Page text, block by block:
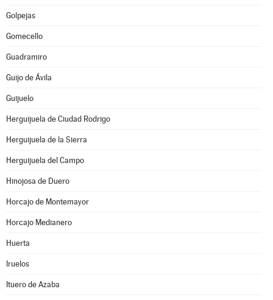
Golpejas
Gomecello
Guadramiro
Guijo de Ávila
Guijuelo
Herguijuela de Ciudad Rodrigo
Herguijuela de la Sierra
Herguijuela del Campo
Hinojosa de Duero
Horcajo de Montemayor
Horcajo Medianero
Huerta
Iruelos
Ituero de Azaba